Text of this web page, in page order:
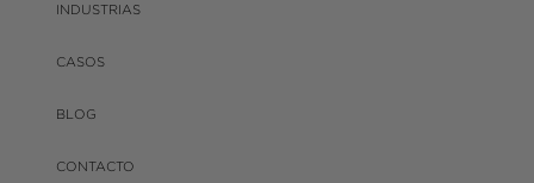
INDUSTRIAS
CASOS
BLOG
CONTACTO